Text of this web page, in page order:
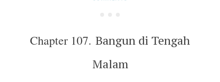
Chapter 107. Bangun di Tengah
Malam